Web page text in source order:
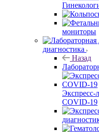
мониторы
диагностика
Назад
Экспресс-
COVID-19